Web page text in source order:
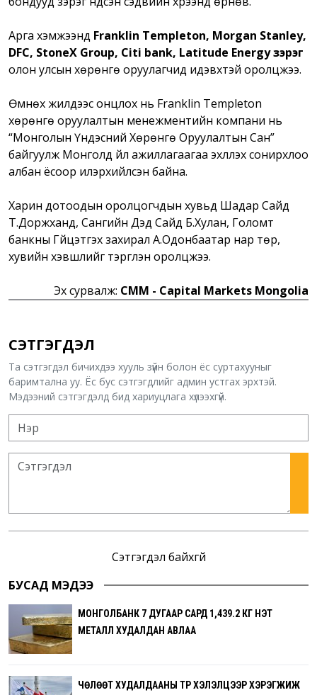
Арга хэмжээнд Franklin Templeton, Morgan Stanley,
DFC, StoneX Group, Citi bank, Latitude Energy зэрэг
олон улсын хөрөнгө оруулагчид идэвхтэй оролцжээ.
Өмнөх жилүүдээс онцлох нь Franklin Templeton
хөрөнгө оруулалтын менежментийн компани нь
“Монголын Үндэсний Хөрөнгө Оруулалтын Сан”
байгуулж Монголд үйл ажиллагаагаа эхлүүлэх сонирхлоо
албан ёсоор илэрхийлсэн байна.
Харин дотоодын оролцогчдын хувьд Шадар Сайд
Т.Доржханд, Сангийн Дэд Сайд Б.Хулан, Голомт
банкны Гүйцэтгэх захирал А.Одонбаатар нар төр,
хувийн хэвшлийг тэргүүлэн оролцжээ.
Эх сурвалж: CMM - Capital Markets Mongolia
СЭТГЭГДЭЛ
Та сэтгэгдэл бичихдээ хууль зүйн болон ёс суртахууныг
баримтална уу. Ёс бус сэтгэгдлийг админ устгах эрхтэй.
Мэдээний сэтгэгдэлд бид хариуцлага хүлээхгүй.
Сэтгэгдэл байхгүй
БУСАД МЭДЭЭ
МОНГОЛБАНК 7 ДУГААР САРД 1,439.2 КГ ҮНЭТ
МЕТАЛЛ ХУДАЛДАН АВЛАА
ЧӨЛӨӨТ ХУДАЛДААНЫ ТҮР ХЭЛЭЛЦЭЭР ХЭРЭГЖИЖ